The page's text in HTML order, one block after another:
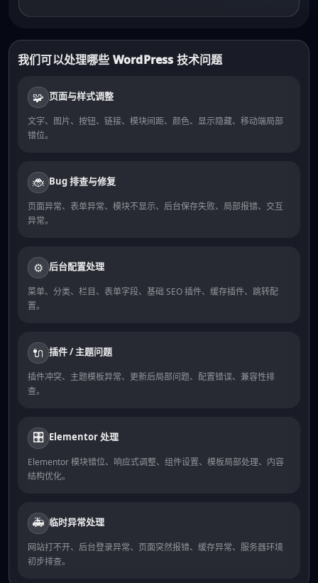
我们可以处理哪些 WordPress 技术问题
🧩 页面与样式调整
文字、图片、按钮、链接、模块间距、颜色、显示隐藏、移动端局部
错位。
🐞 Bug 排查与修复
页面异常、表单异常、模块不显示、后台保存失败、局部报错、交互
异常。
⚙️ 后台配置处理
菜单、分类、栏目、表单字段、基础 SEO 插件、缓存插件、跳转配
置。
🔌 插件 / 主题问题
插件冲突、主题模板异常、更新后局部问题、配置错误、兼容性排
查。
🎛️ Elementor 处理
Elementor 模块错位、响应式调整、组件设置、模板局部处理、内容
结构优化。
🚑 临时异常处理
网站打不开、后台登录异常、页面突然报错、缓存异常、服务器环境
初步排查。